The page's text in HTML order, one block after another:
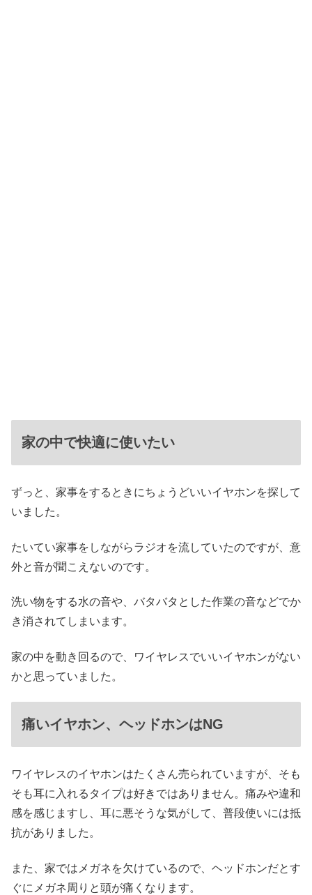
家の中で快適に使いたい
ずっと、家事をするときにちょうどいいイヤホンを探して
いました。
たいてい家事をしながらラジオを流していたのですが、意
外と音が聞こえないのです。
洗い物をする水の音や、バタバタとした作業の音などでか
き消されてしまいます。
家の中を動き回るので、ワイヤレスでいいイヤホンがない
かと思っていました。
痛いイヤホン、ヘッドホンはNG
ワイヤレスのイヤホンはたくさん売られていますが、そも
そも耳に入れるタイプは好きではありません。痛みや違和
感を感じますし、耳に悪そうな気がして、普段使いには抵
抗がありました。
また、家ではメガネを欠けているので、ヘッドホンだとす
ぐにメガネ周りと頭が痛くなります。